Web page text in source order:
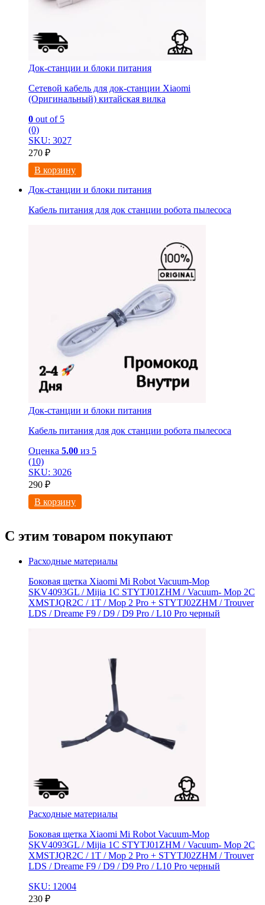
Док-станции и блоки питания
Сетевой кабель для док-станции Xiaomi
(Оригинальный) китайская вилка
0 out of 5
(0)
SKU: 3027
270 ₽
В корзину
Док-станции и блоки питания
Кабель питания для док станции робота пылесоса
Док-станции и блоки питания
Кабель питания для док станции робота пылесоса
Оценка 5.00 из 5
(10)
SKU: 3026
290 ₽
В корзину
С этим товаром покупают
Расходные материалы
Боковая щетка Xiaomi Mi Robot Vacuum-Mop
SKV4093GL / Mijia 1C STYTJ01ZHM / Vacuum- Mop 2C
XMSTJQR2C / 1T / Mop 2 Pro + STYTJ02ZHM / Trouver
LDS / Dreame F9 / D9 / D9 Pro / L10 Pro черный
Расходные материалы
Боковая щетка Xiaomi Mi Robot Vacuum-Mop
SKV4093GL / Mijia 1C STYTJ01ZHM / Vacuum- Mop 2C
XMSTJQR2C / 1T / Mop 2 Pro + STYTJ02ZHM / Trouver
LDS / Dreame F9 / D9 / D9 Pro / L10 Pro черный
SKU: 12004
230 ₽